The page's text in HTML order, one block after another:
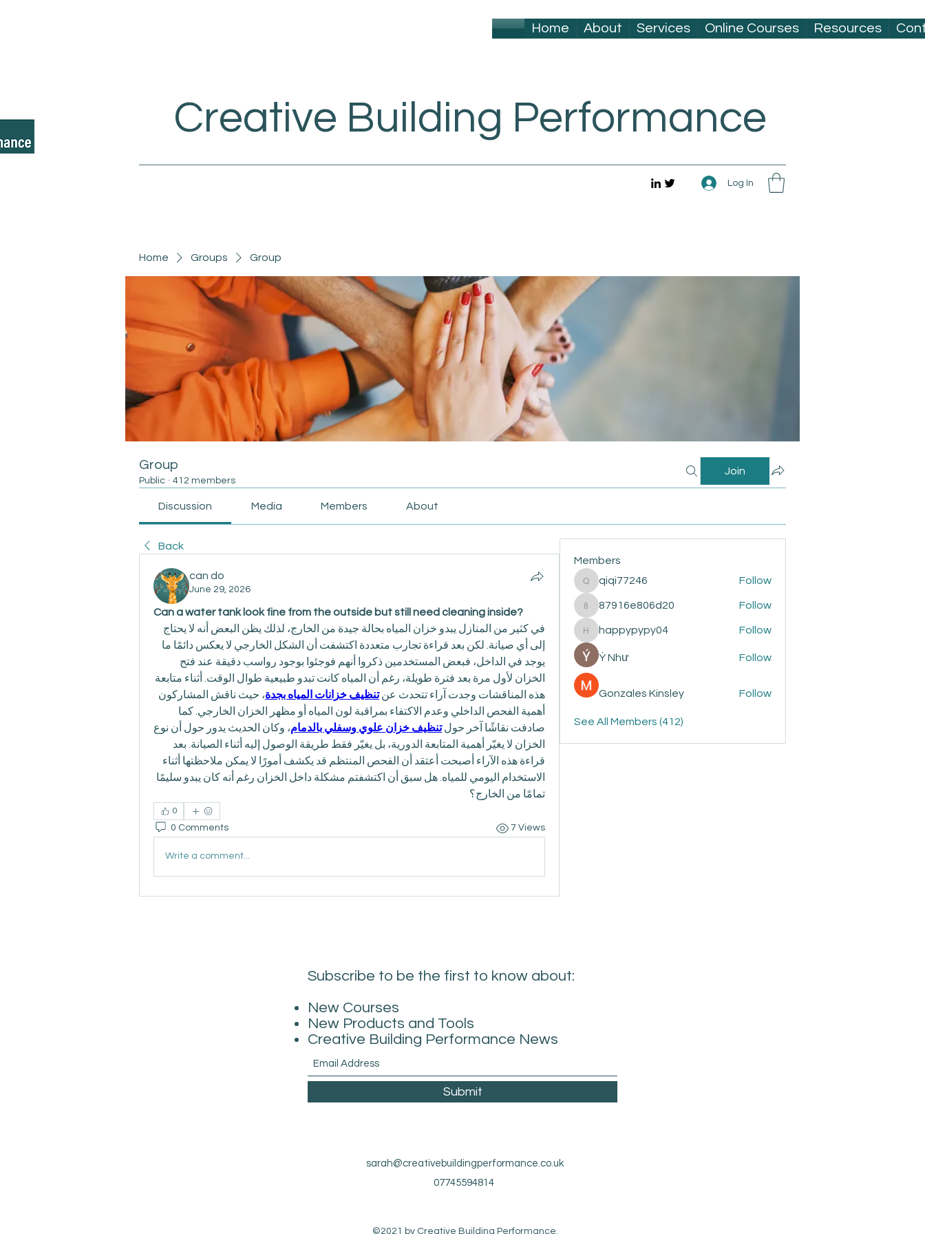
Home About Services Online Courses Resources
Creative Building Performance
Log In
Home Groups Group
Group
Public · 412 members
Join
Discussion Media Members About
Back
can do
June 29, 2026
Can a water tank look fine from the outside but still need cleaning inside?
هذه المناقشات وجدت آراء تتحدث عن تنظيف خزانات المياه بجدة
صادفت نقاشًا آخر حول تنظيف خزان علوي وسفلي بالدمام
تمامًا من الخارج؟
0
0 Comments 7 Views
Write a comment...
Members
qiqi77246
qiqi77246 Follow
87916e806d20
87916e806d20 Follow
happypypy04
happypypy04 Follow
Ý Như Follow
Gonzales Kinsley Follow
See All Members (412)
Subscribe to be the first to know about:
New Courses
New Products and Tools
Creative Building Performance News
Submit
sarah@creativebuildingperformance.co.uk
07745594814
©2021 by Creative Building Performance.